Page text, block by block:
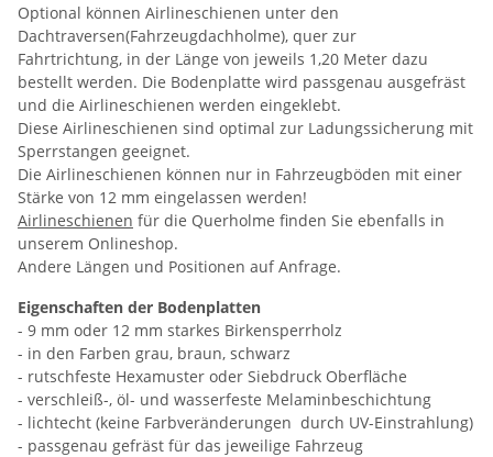
Optional können Airlineschienen unter den
Dachtraversen(Fahrzeugdachholme), quer zur
Fahrtrichtung, in der Länge von jeweils 1,20 Meter dazu
bestellt werden. Die Bodenplatte wird passgenau ausgefräst
und die Airlineschienen werden eingeklebt.
Diese Airlineschienen sind optimal zur Ladungssicherung mit
Sperrstangen geeignet.
Die Airlineschienen können nur in Fahrzeugböden mit einer
Stärke von 12 mm eingelassen werden!
Airlineschienen für die Querholme finden Sie ebenfalls in
unserem Onlineshop.
Andere Längen und Positionen auf Anfrage.
Eigenschaften der Bodenplatten
- 9 mm oder 12 mm starkes Birkensperrholz
- in den Farben grau, braun, schwarz
- rutschfeste Hexamuster oder Siebdruck Oberfläche
- verschleiß-, öl- und wasserfeste Melaminbeschichtung
- lichtecht (keine Farbveränderungen durch UV-Einstrahlung)
- passgenau gefräst für das jeweilige Fahrzeug